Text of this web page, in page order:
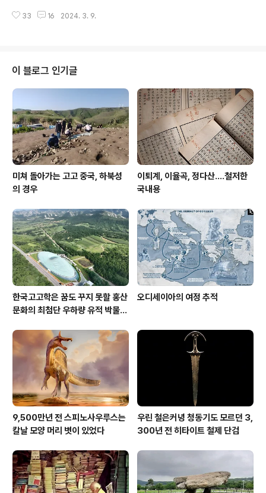
써 그에 응하여 서로를 구원한다. 又令打草穀家下馬施
마리를 희생으로 삼는 장면이 있거니와, 이게 나름으로 근
의식이 소개됐거니와, 개중 한 구절에 이런 표현이 있다. 장
차 적군을 접촉하기 전에 말꼬리를 묶어 하늘과 땅에다가
기도하며 배례한 다음에 적진으로 달려든다. 성을 함락하
고 적군을 무찌른 뒤에에도 하늘과 땅에 제사하는데 흰 양
과 검은 양을 희생으로 쓴다. 將臨敵，結馬尾，祈拜天
地而後入。下城克敵，祭天地，牲以白黑羊。 이것
말고 반사班..
33 16 2024. 3. 9.
이 블로그 인기글
미쳐 돌아가는 고고 중국, 하북성
의 경우
이퇴계, 이율곡, 정다산....철저한
국내용
한국고고학은 꿈도 꾸지 못할 홍산
문화의 최첨단 우하량 유적 박물관
오디세이아의 여정 추적
9,500만년 전 스피노사우루스는
칼날 모양 머리 볏이 있었다
우린 철은커녕 청동기도 모르던 3,
300년 전 히타이트 철제 단검